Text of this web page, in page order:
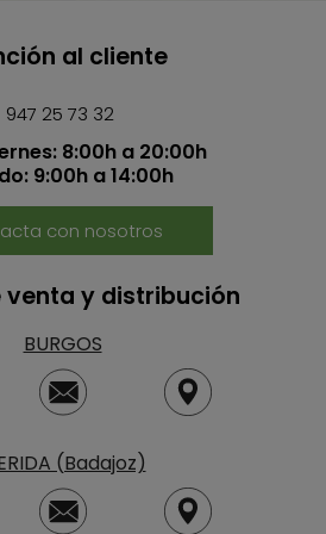
al cliente
947 25 73 32
8:00h a 20:00h
9:00h a 14:00h
con nosotros
venta y distribución
BURGOS
(Badajoz)